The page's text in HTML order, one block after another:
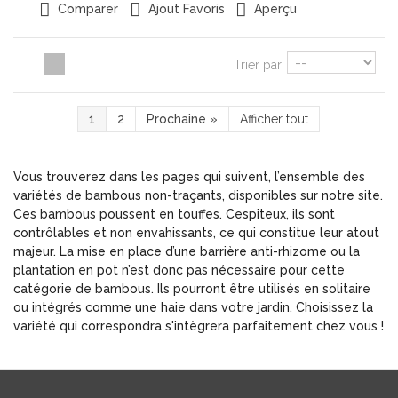
Comparer Ajout Favoris Aperçu
Trier par
1 2 Prochaine » Afficher tout
Vous trouverez dans les pages qui suivent, l’ensemble des
variétés de bambous non-traçants, disponibles sur notre site.
Ces bambous poussent en touffes. Cespiteux, ils sont
contrôlables et non envahissants, ce qui constitue leur atout
majeur. La mise en place d’une barrière anti-rhizome ou la
plantation en pot n’est donc pas nécessaire pour cette
catégorie de bambous. Ils pourront être utilisés en solitaire
ou intégrés comme une haie dans votre jardin. Choisissez la
variété qui correspondra s'intègrera parfaitement chez vous !